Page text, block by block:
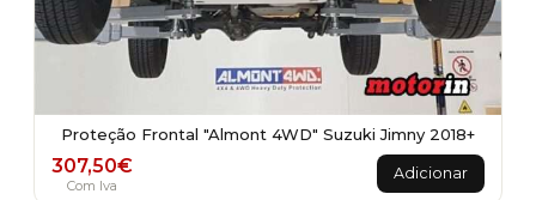
Proteção Frontal "Almont 4WD" Suzuki Jimny 2018+
307,50€
Com Iva
Adicionar